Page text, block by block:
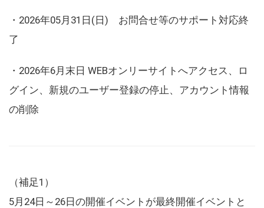
・2026年05月31日(日) お問合せ等のサポート対応終
了
・2026年6月末日 WEBオンリーサイトへアクセス、ロ
グイン、新規のユーザー登録の停止、アカウント情報
の削除
（補足1）
5月24日～26日の開催イベントが最終開催イベントと